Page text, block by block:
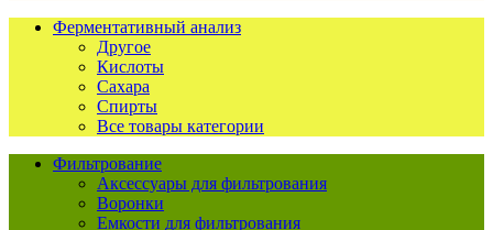
Ферментативный анализ
Другое
Кислоты
Сахара
Спирты
Все товары категории
Фильтрование
Аксессуары для фильтрования
Воронки
Емкости для фильтрования